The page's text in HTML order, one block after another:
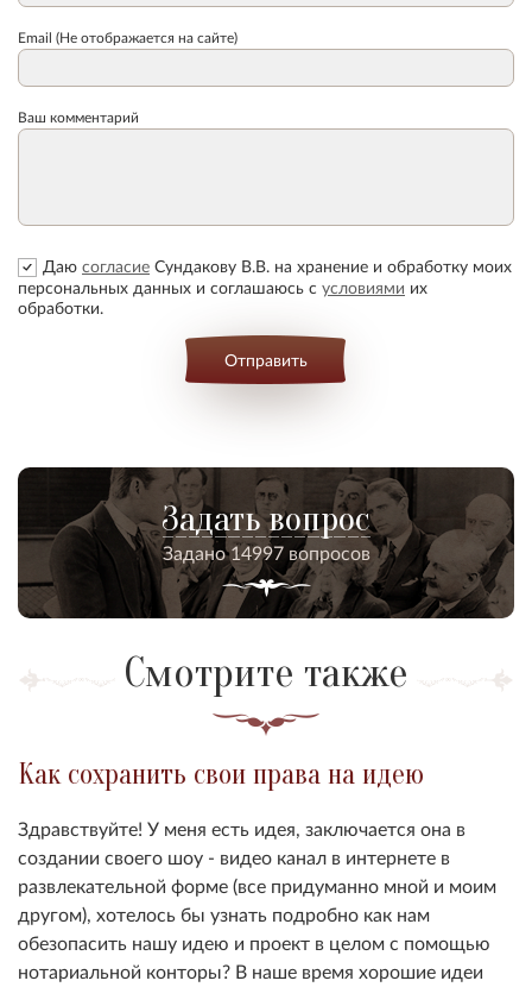
Email (Не отображается на сайте)
Ваш комментарий
Даю согласие Сундакову В.В. на хранение и обработку моих
персональных данных и соглашаюсь с условиями их
обработки.
Отправить
Задать вопрос
Задано 14997 вопросов
Смотрите также
Как сохранить свои права на идею
Здравствуйте! У меня есть идея, заключается она в
создании своего шоу - видео канал в интернете в
развлекательной форме (все придуманно мной и моим
другом), хотелось бы узнать подробно как нам
обезопасить нашу идею и проект в целом с помощью
нотариальной конторы? В наше время хорошие идеи